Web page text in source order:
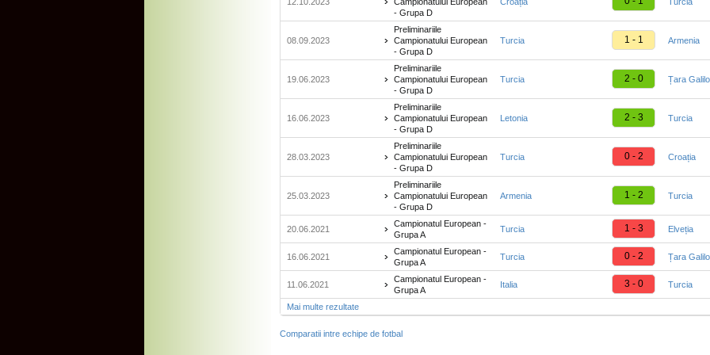
- Grupa D
08.09.2023
Preliminariile
Campionatului European
- Grupa D
Turcia 1 - 1 Armenia
19.06.2023
Preliminariile
Campionatului European
- Grupa D
Turcia 2 - 0 Țara
16.06.2023
Preliminariile
Campionatului European
- Grupa D
Letonia 2 - 3 Turcia
28.03.2023
Preliminariile
Campionatului European
- Grupa D
Turcia 0 - 2 Croația
25.03.2023
Preliminariile
Campionatului European
- Grupa D
Armenia 1 - 2 Turcia
20.06.2021
Campionatul European -
Grupa A
Turcia 1 - 3 Elveția
16.06.2021
Campionatul European -
Grupa A
Turcia 0 - 2 Țara
11.06.2021
Campionatul European -
Grupa A
Italia 3 - 0 Turcia
Mai multe rezultate
Comparatii intre echipe de fotbal